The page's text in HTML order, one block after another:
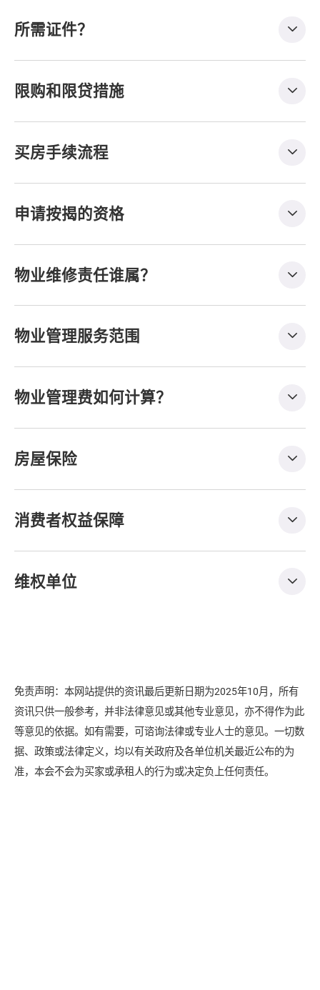
所需证件？
限购和限贷措施
买房手续流程
申请按揭的资格
物业维修责任谁属？
物业管理服务范围
物业管理费如何计算？
房屋保险
消费者权益保障
维权单位
免责声明：本网站提供的资讯最后更新日期为2025年10月，所有
资讯只供一般参考，并非法律意见或其他专业意见，亦不得作为此
等意见的依据。如有需要，可谘询法律或专业人士的意见。一切数
据、政策或法律定义，均以有关政府及各单位机关最近公布的为
准，本会不会为买家或承租人的行为或决定负上任何责任。